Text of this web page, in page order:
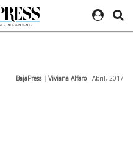
BajaPress | Viviana Alfaro - Abril, 2017